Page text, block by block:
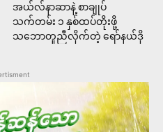
အယ်လ်နာဆာနဲ့ စာချုပ်
သက်တမ်း ၁ နှစ်ထပ်တိုးဖို့
သဘောတူညီလိုက်တဲ့ ရော်နယ်ဒို